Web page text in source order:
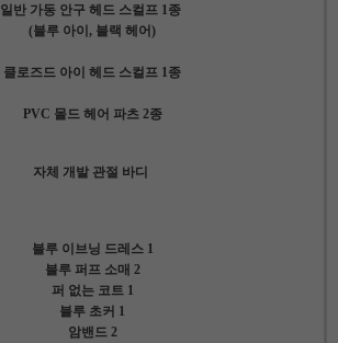
일반 가동 안구 헤드 스컬프 1종
(블루 아이, 블랙 헤어)
클로즈드 아이 헤드 스컬프 1종
PVC 몰드 헤어 파츠 2종
자체 개발 관절 바디
블루 이브닝 드레스 1
블루 퍼프 소매 2
퍼 없는 코트 1
블루 초커 1
암밴드 2